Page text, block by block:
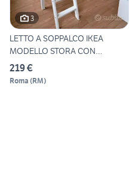
3
LETTO A SOPPALCO IKEA
MODELLO STORA CON
CONSEGNA
219 €
Roma (RM)